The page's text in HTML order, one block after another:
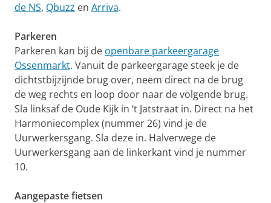
de NS, Qbuzz en Arriva.
Parkeren
Parkeren kan bij de openbare parkeergarage
Ossenmarkt. Vanuit de parkeergarage steek je de
dichtstbijzijnde brug over, neem direct na de brug
de weg rechts en loop door naar de volgende brug.
Sla linksaf de Oude Kijk in ‘t Jatstraat in. Direct na het
Harmoniecomplex (nummer 26) vind je de
Uurwerkersgang. Sla deze in. Halverwege de
Uurwerkersgang aan de linkerkant vind je nummer
10.
Aangepaste fietsen